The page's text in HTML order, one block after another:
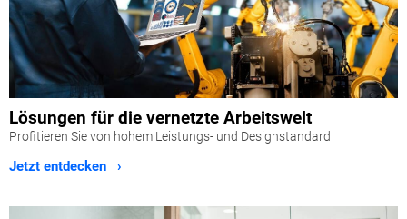
Lösungen für die vernetzte Arbeitswelt
Profitieren Sie von hohem Leistungs- und Designstandard
Jetzt entdecken ›